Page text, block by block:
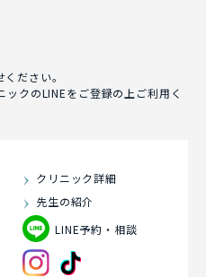
ださい。
クのLINEをご登録の上ご利用く
クリニック詳細
先生の紹介
LINE予約・相談